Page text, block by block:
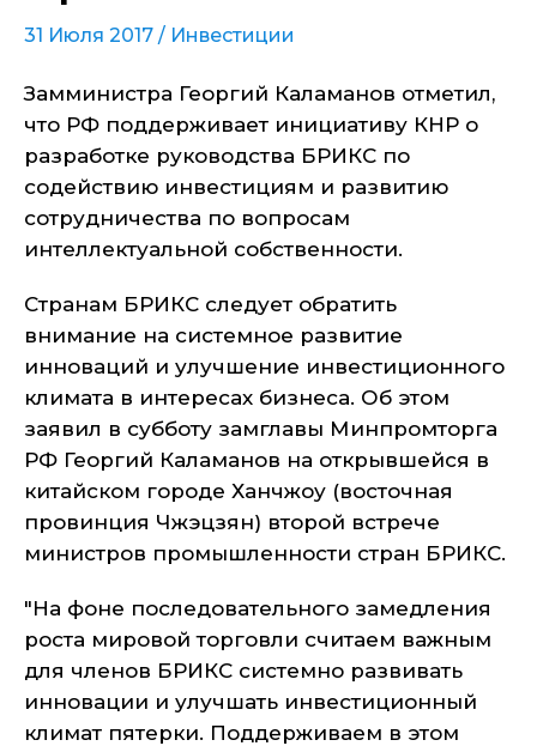
31 Июля 2017 / Инвестиции
Замминистра Георгий Каламанов отметил,
что РФ поддерживает инициативу КНР о
разработке руководства БРИКС по
содействию инвестициям и развитию
сотрудничества по вопросам
интеллектуальной собственности.
Странам БРИКС следует обратить
внимание на системное развитие
инноваций и улучшение инвестиционного
климата в интересах бизнеса. Об этом
заявил в субботу замглавы Минпромторга
РФ Георгий Каламанов на открывшейся в
китайском городе Ханчжоу (восточная
провинция Чжэцзян) второй встрече
министров промышленности стран БРИКС.
"На фоне последовательного замедления
роста мировой торговли считаем важным
для членов БРИКС системно развивать
инновации и улучшать инвестиционный
климат пятерки. Поддерживаем в этом